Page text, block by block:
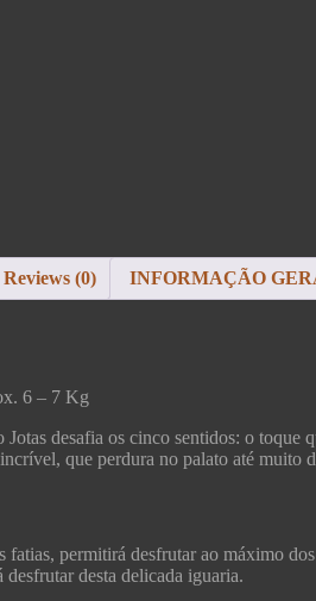
Reviews (0) INFORMAÇÃO
6 – 7 Kg
desafia os cinco sentidos: o
que perdura no palato até muito
permitirá desfrutar ao máximo
desfrutar desta delicada iguaria.